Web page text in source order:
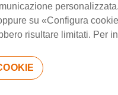
su «Configura
risultare limitati. Per